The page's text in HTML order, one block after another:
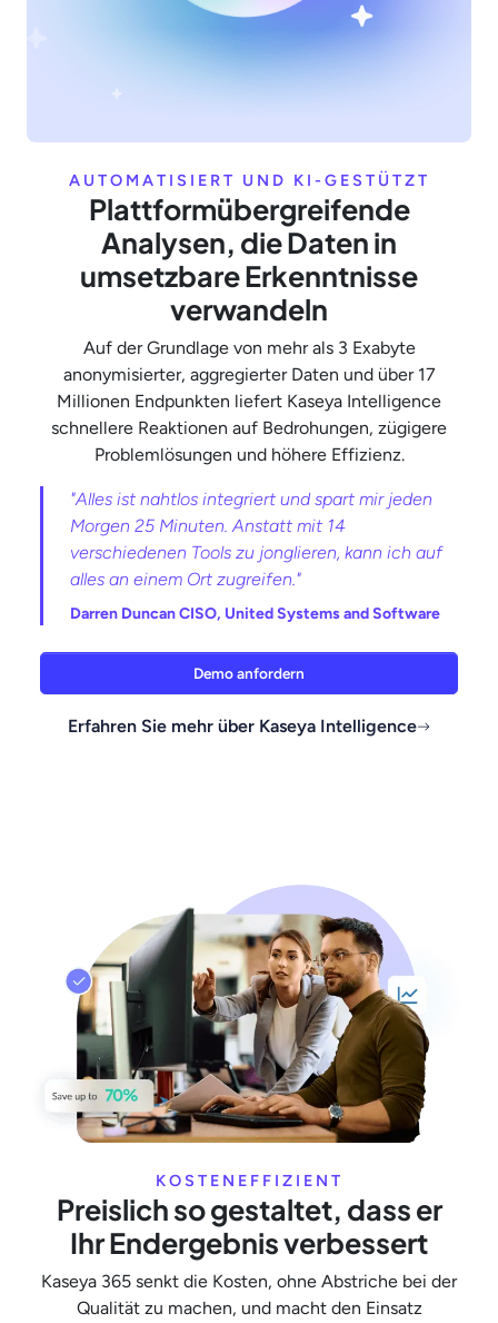
AUTOMATISIERT UND KI-GESTÜTZT
Plattformübergreifende
Analysen, die Daten in
umsetzbare Erkenntnisse
verwandeln
Auf der Grundlage von mehr als 3 Exabyte
anonymisierter, aggregierter Daten und über 17
Millionen Endpunkten liefert Kaseya Intelligence
schnellere Reaktionen auf Bedrohungen, zügigere
Problemlösungen und höhere Effizienz.
"Alles ist nahtlos integriert und spart mir jeden
Morgen 25 Minuten. Anstatt mit 14
verschiedenen Tools zu jonglieren, kann ich auf
alles an einem Ort zugreifen."
Darren Duncan CISO, United Systems and Software
Demo anfordern
Erfahren Sie mehr über Kaseya Intelligence
KOSTENEFFIZIENT
Preislich so gestaltet, dass er
Ihr Endergebnis verbessert
Kaseya 365 senkt die Kosten, ohne Abstriche bei der
Qualität zu machen, und macht den Einsatz